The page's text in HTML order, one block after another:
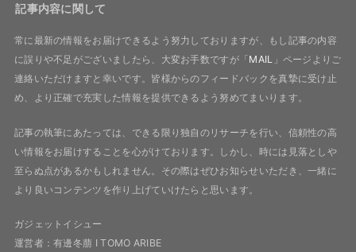
記事内容に関して
常に最新の情報をお届けできるよう努力しておりますが、もし記事の内容
に誤りや不足がございましたら、大変お手数ですが「MAIL 」ページよりご
連絡いただけますと幸いです。皆様からのフィードバックを真摯に受け止
め、より正確で充実した情報を提供できるよう努めてまいります。
記事の執筆にあたっては、できる限り独自のリサーチを行い、信頼性の高
い情報をお届けすることを心がけております。しかし、時には見落としや
至らぬ点があるかもしれません。その際はぜひお知らせいただき、一緒に
より良いコンテンツを作り上げていけたらと思います。
ガジェットイシュー
運営者：有邊冬萠 I TOMO ARIBE